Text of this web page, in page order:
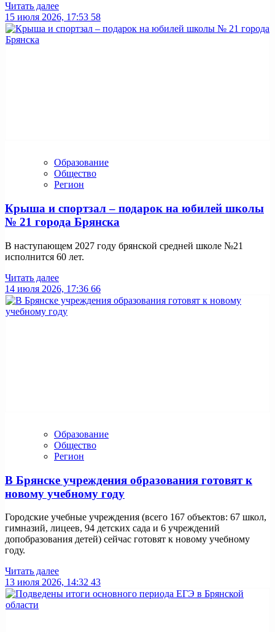
Читать далее
15 июля 2026, 17:53 58
Образование
Общество
Регион
Крыша и спортзал – подарок на юбилей школы
№ 21 города Брянска
В наступающем 2027 году брянской средней школе №21
исполнится 60 лет.
Читать далее
14 июля 2026, 17:36 66
Образование
Общество
Регион
В Брянске учреждения образования готовят к
новому учебному году
Городские учебные учреждения (всего 167 объектов: 67 школ,
гимназий, лицеев, 94 детских сада и 6 учреждений
допобразования детей) сейчас готовят к новому учебному
году.
Читать далее
13 июля 2026, 14:32 43